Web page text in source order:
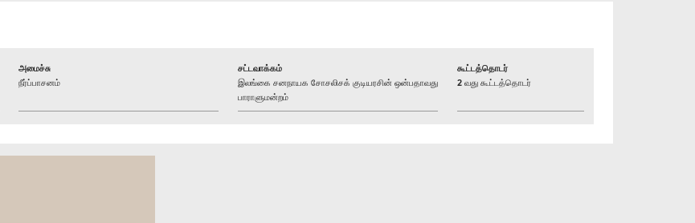
அமைச்சு
நீர்ப்பாசனம்
சட்டவாக்கம்
இலங்கை சனநாயக சோசலிசக் குடியரசின் ஒன்பதாவது
பாராளுமன்றம்
கூட்டத்தொடர்
2 வது கூட்டத்தொடர்